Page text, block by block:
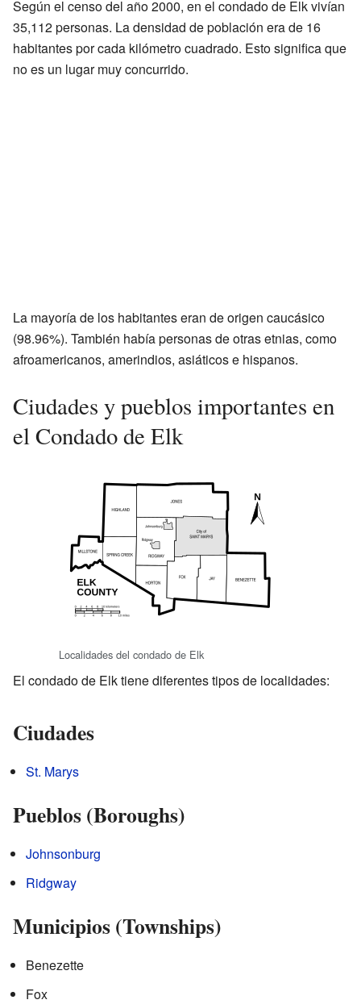
Según el censo del año 2000, en el condado de Elk vivían
35,112 personas. La densidad de población era de 16
habitantes por cada kilómetro cuadrado. Esto significa que
no es un lugar muy concurrido.
La mayoría de los habitantes eran de origen caucásico
(98.96%). También había personas de otras etnias, como
afroamericanos, amerindios, asiáticos e hispanos.
Ciudades y pueblos importantes en
el Condado de Elk
Localidades del condado de Elk
El condado de Elk tiene diferentes tipos de localidades:
Ciudades
St. Marys
Pueblos (Boroughs)
Johnsonburg
Ridgway
Municipios (Townships)
Benezette
Fox